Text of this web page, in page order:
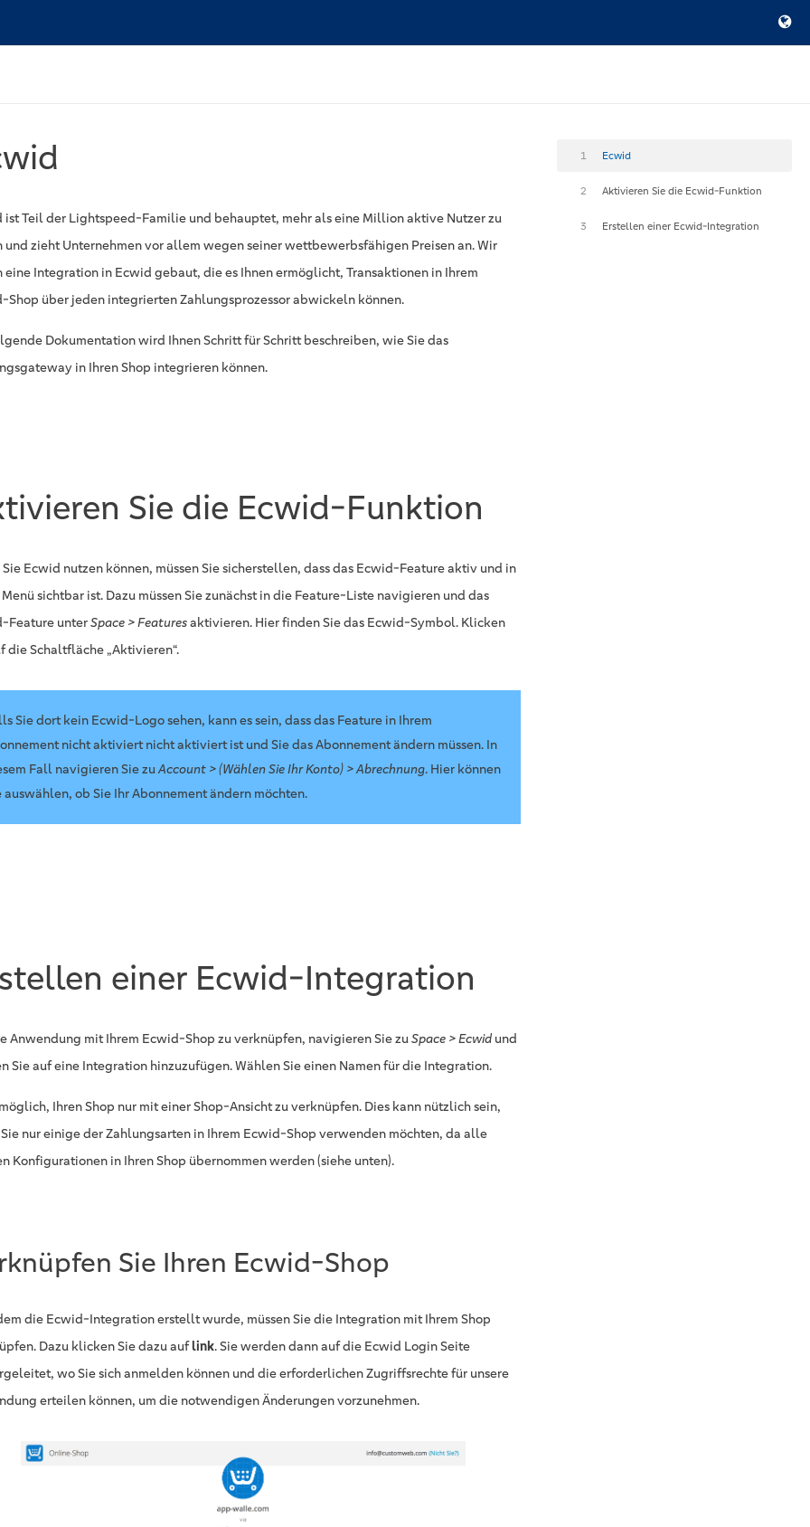
ist Teil der Lightspeed-Familie und behauptet, mehr als eine Million aktive Nutzer zu
und zieht Unternehmen vor allem wegen seiner wettbewerbsfähigen Preisen an. Wir
eine Integration in Ecwid gebaut, die es Ihnen ermöglicht, Transaktionen in Ihrem
Shop über jeden integrierten Zahlungsprozessor abwickeln können.
Dokumentation wird Ihnen Schritt für Schritt beschreiben, wie Sie das
in Ihren Shop integrieren können.
Sie die Ecwid-Funktion
Sie Ecwid nutzen können, müssen Sie sicherstellen, dass das Ecwid-Feature aktiv und in
sichtbar ist. Dazu müssen Sie zunächst in die Feature-Liste navigieren und das
Feature unterSpace > Featuresaktivieren. Hier finden Sie das Ecwid-Symbol. Klicken
die Schaltfläche „Aktivieren“.
Sie dort kein Ecwid-Logo sehen, kann es sein, dass das Feature in Ihrem
nicht aktiviert nicht aktiviert ist und Sie das Abonnement ändern müssen. In
Fall navigieren Sie zuAccount > (Wählen Sie Ihr Konto) > Abrechnung. Hier können
auswählen, ob Sie Ihr Abonnement ändern möchten.
einer Ecwid-Integration
Anwendung mit Ihrem Ecwid-Shop zu verknüpfen, navigieren Sie zuSpace > Ecwidund
Sie auf eine Integration hinzuzufügen. Wählen Sie einen Namen für die Integration.
Ihren Shop nur mit einer Shop-Ansicht zu verknüpfen. Dies kann nützlich sein,
nur einige der Zahlungsarten in Ihrem Ecwid-Shop verwenden möchten, da alle
Konfigurationen in Ihren Shop übernommen werden (siehe unten).
Sie Ihren Ecwid-Shop
die Ecwid-Integration erstellt wurde, müssen Sie die Integration mit Ihrem Shop
Dazu klicken Sie dazu auflink. Sie werden dann auf die Ecwid Login Seite
wo Sie sich anmelden können und die erforderlichen Zugriffsrechte für unsere
erteilen können, um die notwendigen Änderungen vorzunehmen.
1 Ecwid
2 Aktivieren Sie die Ecwid-Funktion
3 Erstellen einer Ecwid-Integration